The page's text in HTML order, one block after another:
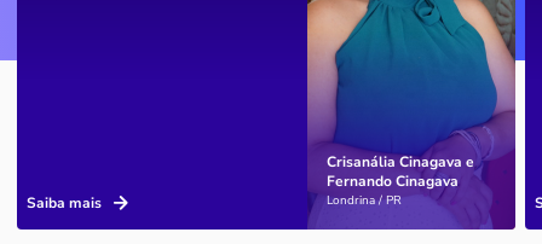
Crisanália Cinagava e
Fernando Cinagava
Londrina / PR
Saiba mais